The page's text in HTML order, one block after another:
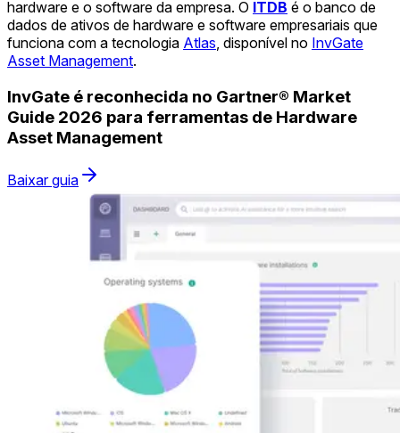
hardware e o software da empresa. O ITDB é o banco de
dados de ativos de hardware e software empresariais que
funciona com a tecnologia Atlas , disponível no InvGate
Asset Management.
InvGate é reconhecida no Gartner® Market
Guide 2026 para ferramentas de Hardware
Asset Management
Baixar guia